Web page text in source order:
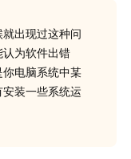
出现过这种问
为软件出错
电脑系统中某
装一些系统运